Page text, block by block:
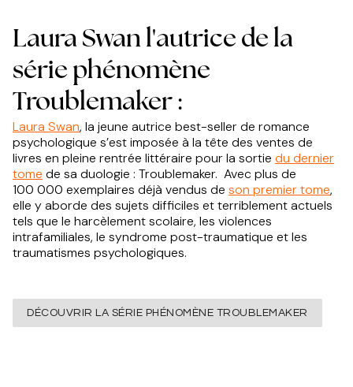
Laura Swan l'autrice de la
série phénomène
Troublemaker :
Laura Swan, la jeune autrice best-seller de romance
psychologique s’est imposée à la tête des ventes de
livres en pleine rentrée littéraire pour la sortie du dernier
tome de sa duologie : Troublemaker. Avec plus de
100 000 exemplaires déjà vendus de son premier tome,
elle y aborde des sujets difficiles et terriblement actuels
tels que le harcèlement scolaire, les violences
intrafamiliales, le syndrome post-traumatique et les
traumatismes psychologiques.
DÉCOUVRIR LA SÉRIE PHÉNOMÈNE TROUBLEMAKER